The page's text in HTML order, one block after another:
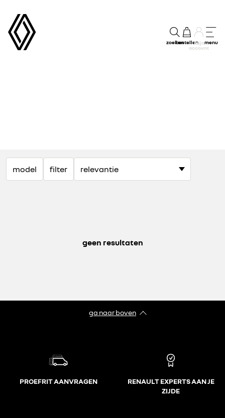
zoekenbestellenmijn
account
menu
model filter
geen resultaten
ga naar boven
PROEFRIT AANVRAGEN
RENAULT EXPERTS AAN JE
ZIJDE